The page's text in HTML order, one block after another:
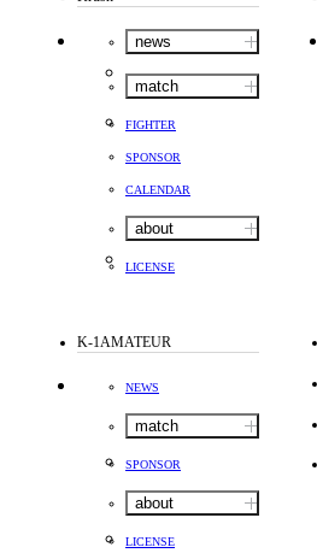
news
match
FIGHTER
SPONSOR
CALENDAR
about
LICENSE
K-1AMATEUR
NEWS
match
SPONSOR
about
LICENSE